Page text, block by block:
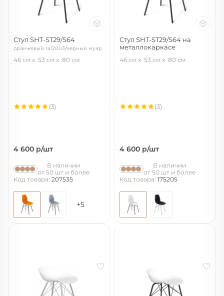
Стул SHT-ST29/S64
оранжевый ral2003/черный муар
46 см 53 см 80 см
4 600 р/шт
(3)
В наличии
от 50 шт и более
Код товара: 207535
+5
Стул SHT-ST29/S64 на
металлокаркасе
46 см 53 см 80 см
4 600 р/шт
(3)
В наличии
от 50 шт и более
Код товара: 175205